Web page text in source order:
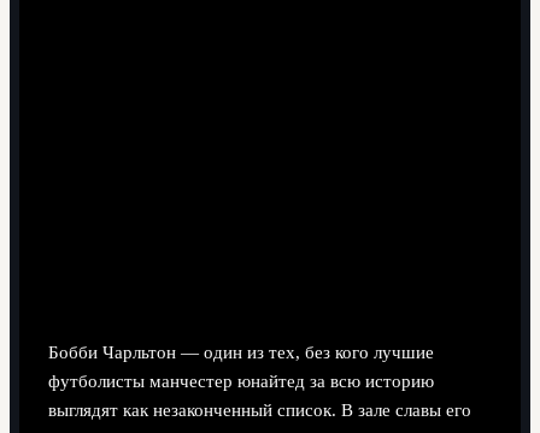
Бобби Чарльтон — один из тех, без кого лучшие
футболисты манчестер юнайтед за всю историю
выглядят как незаконченный список. В зале славы его